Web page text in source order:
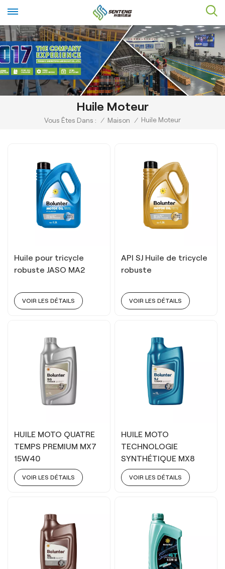
Huile Moteur
Vous Êtes Dans : / Maison / Huile Moteur
Huile pour tricycle
robuste JASO MA2
VOIR LES DÉTAILS
API SJ Huile de tricycle
robuste
VOIR LES DÉTAILS
HUILE MOTO QUATRE
TEMPS PREMIUM MX7
15W40
VOIR LES DÉTAILS
HUILE MOTO
TECHNOLOGIE
SYNTHÉTIQUE MX8
15W40
VOIR LES DÉTAILS